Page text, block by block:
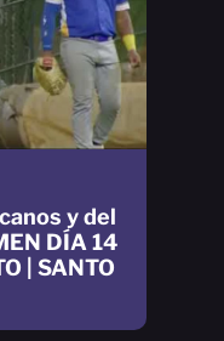
y del
DÍA 14
| SANTO